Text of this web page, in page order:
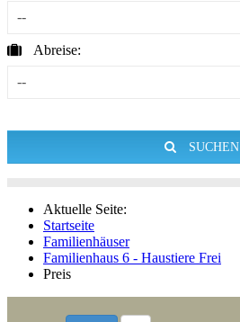
Abreise:
SUCHEN
Aktuelle Seite:
Startseite
Familienhäuser
Familienhaus 6 - Haustiere Frei
Preis